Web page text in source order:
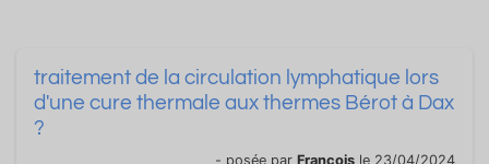
traitement de la circulation lymphatique lors
d'une cure thermale aux thermes Bérot à Dax
?
- posée par François le 23/04/2024